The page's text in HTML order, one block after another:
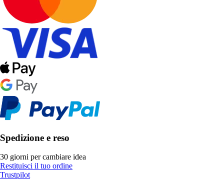
Spedizione e reso
30 giorni per cambiare idea
Restituisci il tuo ordine
Trustpilot